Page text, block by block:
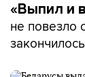
«Выпил и
не повезло
закончилось